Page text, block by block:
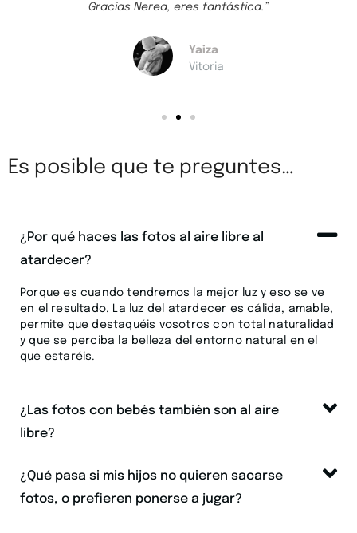
Gracias Nerea, eres fantástica.”
Yaiza
Vitoria
Es posible que te preguntes…
¿Por qué haces las fotos al aire libre al
atardecer?
Porque es cuando tendremos la mejor luz y eso se ve
en el resultado. La luz del atardecer es cálida, amable,
permite que destaquéis vosotros con total naturalidad
y que se perciba la belleza del entorno natural en el
que estaréis.
¿Las fotos con bebés también son al aire
libre?
¿Qué pasa si mis hijos no quieren sacarse
fotos, o prefieren ponerse a jugar?